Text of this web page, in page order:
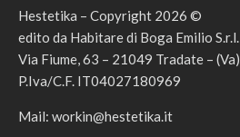
Hestetika – Copyright 2026 ©
edito da Habitare di Boga Emilio S.r.l.
Via Fiume, 63 – 21049 Tradate – (Va)
P.Iva/C.F. IT04027180969
Mail: workin@hestetika.it